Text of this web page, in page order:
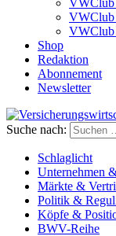
VWClub
VWClub
Shop
Redaktion
Abonnement
Newsletter
Suche nach:
Schlaglicht
Unternehmen
Märkte &
Politik &
Köpfe &
BWV-Reihe